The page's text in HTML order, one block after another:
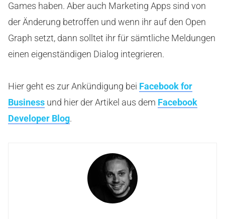
Games haben. Aber auch Marketing Apps sind von
der Änderung betroffen und wenn ihr auf den Open
Graph setzt, dann solltet ihr für sämtliche Meldungen
einen eigenständigen Dialog integrieren.
Hier geht es zur Ankündigung bei Facebook for
Business und hier der Artikel aus dem Facebook
Developer Blog.